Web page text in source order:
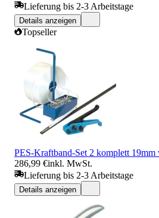
Lieferung bis 2-3 Arbeitstage
Details anzeigen
Topseller
PES-Kraftband-Set 2 komplett 19mm
286,99 €inkl. MwSt.
Lieferung bis 2-3 Arbeitstage
Details anzeigen